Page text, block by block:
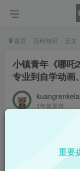
首页 百科知识 正文
小镇青年《哪吒
专业到自学动画
1年前发布
重要